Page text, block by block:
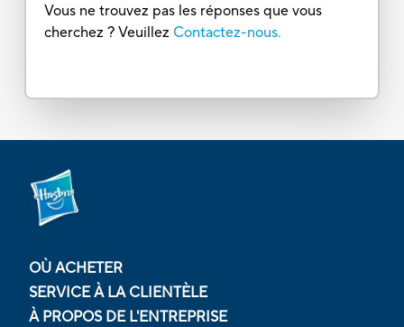
Vous ne trouvez pas les réponses que vous
cherchez ? Veuillez Contactez-nous.
OÙ ACHETER
SERVICE À LA CLIENTÈLE
À PROPOS DE L'ENTREPRISE